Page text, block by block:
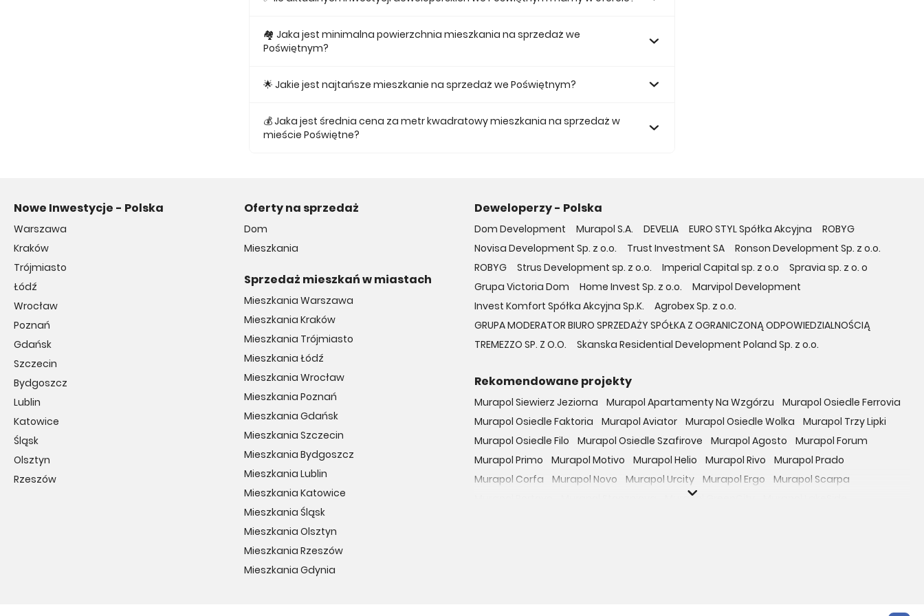
🏘 Jaka jest minimalna powierzchnia mieszkania na sprzedaż we
Poświętnym?
🌟 Jakie jest najtańsze mieszkanie na sprzedaż we Poświętnym?
💰 Jaka jest średnia cena za metr kwadratowy mieszkania na sprzedaż w
mieście Poświętne?
Nowe Inwestycje - Polska
Warszawa
Kraków
Trójmiasto
Łódź
Wrocław
Poznań
Gdańsk
Szczecin
Bydgoszcz
Lublin
Katowice
Śląsk
Olsztyn
Rzeszów
Oferty na sprzedaż
Dom
Mieszkania
Sprzedaż mieszkań w miastach
Mieszkania Warszawa
Mieszkania Kraków
Mieszkania Trójmiasto
Mieszkania Łódź
Mieszkania Wrocław
Mieszkania Poznań
Mieszkania Gdańsk
Mieszkania Szczecin
Mieszkania Bydgoszcz
Mieszkania Lublin
Mieszkania Katowice
Mieszkania Śląsk
Mieszkania Olsztyn
Mieszkania Rzeszów
Mieszkania Gdynia
Deweloperzy - Polska
Dom Development Murapol S.A. DEVELIA EURO STYL Spółka Akcyjna
ROBYG
Novisa Development Sp. z o.o.
Trust Investment SA
Ronson Development Sp. z o.o.
ROBYG
Strus Development sp. z o.o. Imperial Capital sp. z o.o
Spravia sp. z o. o
Grupa Victoria Dom
Home Invest Sp. z o.o.
Marvipol Development
Invest Komfort Spółka Akcyjna Sp.K.
Agrobex Sp. z o.o.
GRUPA MODERATOR BIURO SPRZEDAŻY SPÓŁKA Z OGRANICZONĄ ODPOWIEDZIALNOŚCIĄ
TREMEZZO SP. Z O.O.
Skanska Residential Development Poland Sp. z o.o.
Rekomendowane projekty
Murapol Siewierz Jeziorna Murapol Apartamenty Na Wzgórzu
Murapol Osiedle Ferrovia
Murapol Osiedle Faktoria
Murapol Aviator Murapol Osiedle Wolka
Murapol Trzy Lipki
Murapol Osiedle Filo
Murapol Osiedle Szafirove Murapol Agosto
Murapol Forum
Murapol Primo
Murapol Motivo Murapol Helio Murapol Rivo
Murapol Prado
Murapol Corfa
Murapol Novo Murapol Urcity Murapol Ergo
Murapol Scarpa
Murapol GreenCity